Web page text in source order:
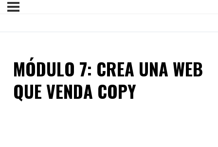
MÓDULO 7: CREA UNA WEB
QUE VENDA COPY